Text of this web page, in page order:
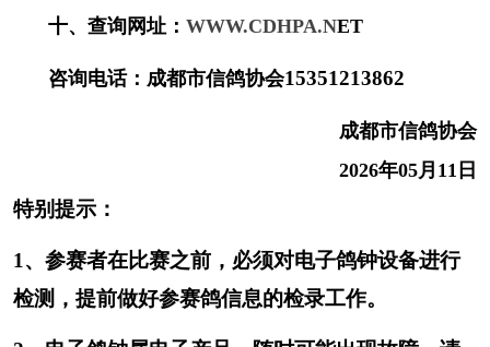
6、新爱羽电子扫描鸽钟使用要求：
检测，是否双在线，检查手机卡内话费是否充
②会员在鸽钟中输入赛鸽信息如有错误,责
7、电子扫描鸽钟厂家提供的网上直播信息仅供
参考，不作为最终成绩，所有比赛成绩均以市鸽
协网站发布为准。
十、查询网址： WWW.CDHPA.NET
咨询电话：成都市信鸽协会15351213862
成都市信鸽协会
2026年05月11日
特别提示：
1、参赛者在比赛之前，必须对电子鸽钟设备进行
检测，提前做好参赛鸽信息的检录工作。